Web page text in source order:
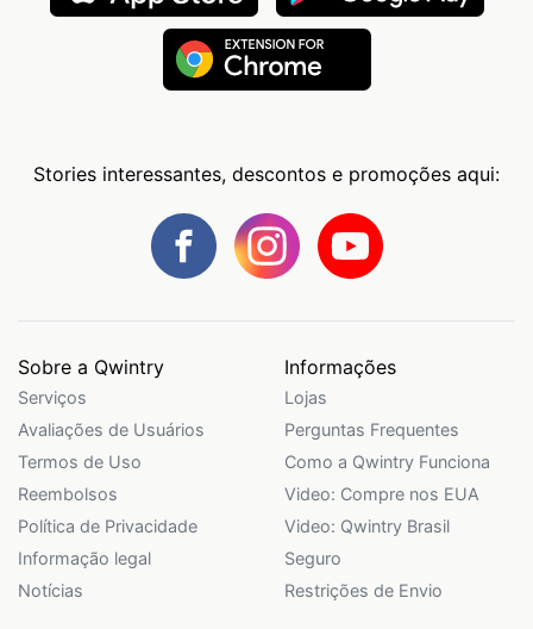
Stories interessantes, descontos e promoções aqui:
Sobre a Qwintry
Serviços
Avaliações de Usuários
Termos de Uso
Reembolsos
Política de Privacidade
Informação legal
Notícias
Informações
Lojas
Perguntas Frequentes
Como a Qwintry Funciona
Video: Compre nos EUA
Video: Qwintry Brasil
Seguro
Restrições de Envio